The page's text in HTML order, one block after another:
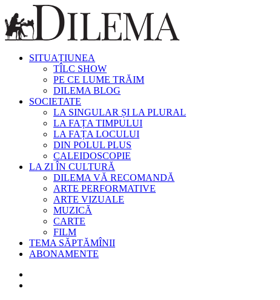
SITUAȚIUNEA
TÎLC SHOW
PE CE LUME TRĂIM
DILEMA BLOG
SOCIETATE
LA SINGULAR ȘI LA PLURAL
LA FAȚA TIMPULUI
LA FAȚA LOCULUI
DIN POLUL PLUS
CALEIDOSCOPIE
LA ZI ÎN CULTURĂ
DILEMA VĂ RECOMANDĂ
ARTE PERFORMATIVE
ARTE VIZUALE
MUZICĂ
CARTE
FILM
TEMA SĂPTĂMÎNII
ABONAMENTE